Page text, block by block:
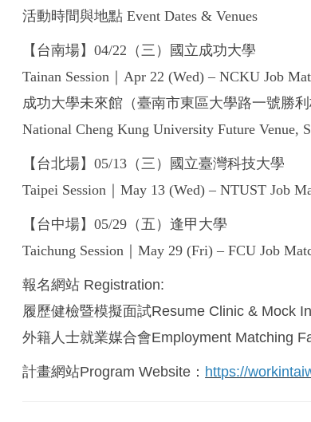
活動時間與地點 Event Dates & Venues
【台南場】04/22（三）國立成功大學
Tainan Session｜Apr 22 (Wed) – NCKU Job
成功大學未來館（臺南市東區大學路一號勝利
National Cheng Kung University Future Venue,
【台北場】05/13（三）國立臺灣科技大學
Taipei Session｜May 13 (Wed) – NTUST Job
【台中場】05/29（五）逢甲大學
Taichung Session｜May 29 (Fri) – FCU Job
報名網站 Registration:
履歷健檢暨模擬面試Resume Clinic & Mock
外籍人士就業媒合會Employment Matching
計畫網站Program Website： https://